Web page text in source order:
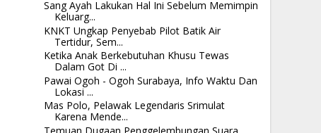
Sang Ayah Lakukan Hal Ini Sebelum Memimpin
Keluarg...
KNKT Ungkap Penyebab Pilot Batik Air
Tertidur, Sem...
Ketika Anak Berkebutuhan Khusu Tewas
Dalam Got Di ...
Pawai Ogoh - Ogoh Surabaya, Info Waktu Dan
Lokasi ...
Mas Polo, Pelawak Legendaris Srimulat
Karena Mende...
Temuan Dugaan Penggelembungan Suara